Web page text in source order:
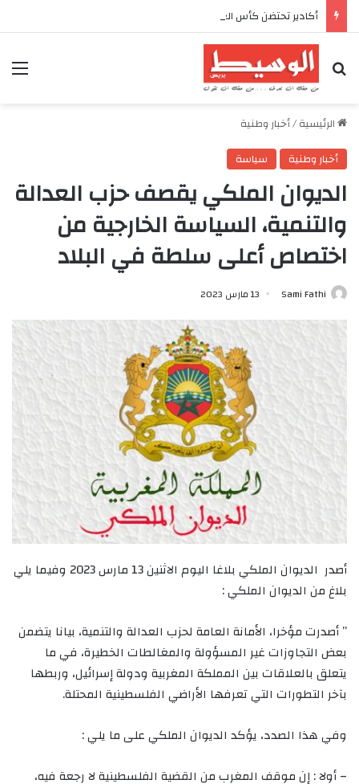
بحث عن
الرئيسية/أخبار وطنية
أخبار وطنية
سياسة
الديوان الملكي يقصف حزب العدالة
والتنمية، السياسة الخارجية من
اختصاص أعلى سلطة في البلاد
Sami Fathi 13 مارس 2023
أصدر الديوان الملكي بلاغا اليوم الاثنين 13 مارس 2023 وفيما يلي
بلاغ من الديوان الملكي :
” أصدرت مؤخرا، الأمانة العامة لحزب العدالة والتنمية، بيانا يتضمن
بعض التجاوزات غير المسؤولة والمغالطات الخطيرة، في ما
يتعلق بالعلاقات بين المملكة المغربية ودولة إسرائيل، وربطها
بآخر التطورات التي تعرفها الأراضي الفلسطينية المحتلة.
وفي هذا الصدد، يؤكد الديوان الملكي على ما يلي :
– أولا : إن موقف المغرب من القضية الفلسطينية لا رجعة فيه،